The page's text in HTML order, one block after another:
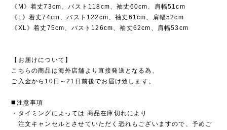
《M》着丈73cm、バスト118cm、袖丈60cm、肩幅51cm
《L》着丈74cm、バスト122cm、袖丈61cm、肩幅52cm
《XL》着丈75cm、バスト126cm、袖丈62cm、肩幅53cm
【お届けについて】
こちらの商品は海外店舗より直接発送となる為、
ご入金から10日～21日前後でお届け致します。
◼️注意事項
・タイミングによっては 商品在庫切れにより
注文キャンセルとさせていただく恐れもございますので、予めご